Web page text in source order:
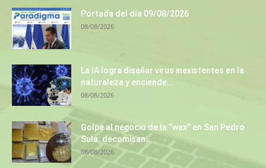
Portada del día 09/08/2026
08/08/2026
La IA logra diseñar virus inexistentes en la
naturaleza y enciende...
08/08/2026
Golpe al negocio de la “wax” en San Pedro
Sula: decomisan...
08/08/2026